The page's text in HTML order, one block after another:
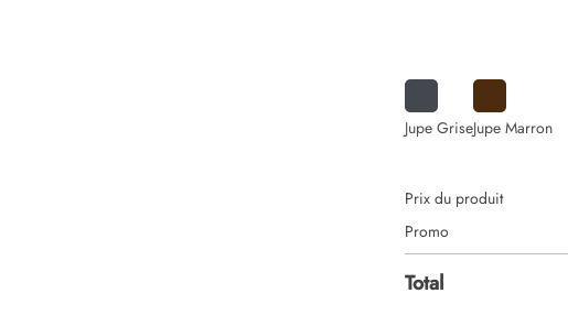
Jupe GriseJupe Marron
Prix du produit
Promo
Total